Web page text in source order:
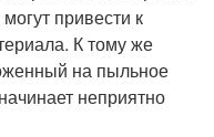
привести к
К тому же
на пыльное
неприятно